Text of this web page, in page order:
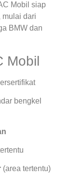
Mobil siap
mulai dari
BMW dan
Mobil
bengkel
(area tertentu)